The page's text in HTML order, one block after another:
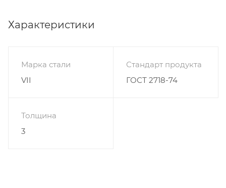
Характеристики
Марка стали
VII
Стандарт продукта
ГОСТ 2718-74
Толщина
3